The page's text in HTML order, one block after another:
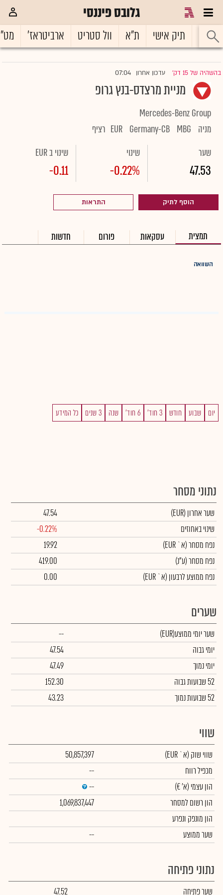
גלובס פיננסי
ראשי תיק אישי ת"א וול סטריט ארביטראז'
בהשהיה של 15 דק' |עדכון אחרון 07:04
מניית מרצדס-בנץ גרופ
Mercedes-Benz Group
מניה
MBG
Germany-CB
EUR רציף
שער
47.53
שינוי
-0.22%
שינוי ב EUR
-0.11
הוסף לתיק התראות
תמצית עסקאות פורום חדשות
השוואה
יום שבוע חודש 3 חוד' 6 חוד' שנה 3 שנים כל המידע
נתוני מסחר
שער אחרון (EUR)
47.54
שינוי באחוזים
-0.22%
נפח מסחר(א` EUR)
19.92
נפח מסחר(ע"נ)
419.00
נפח ממוצע לרבעון (א` EUR)
0.00
שערים
שער יומי ממוצע(EUR)
--
יומי גבוה
47.54
יומי נמוך
47.49
52 שבועות גבוה
152.30
52 שבועות נמוך
43.23
שווי
שווי שוק (א` EUR)
50,857,397
מכפיל רווח
--
הון עצמי (א' €)
--
הון רשום למסחר
1,069,837,447
הון מונפק ונפרע
שער ממוצע
--
נתוני פתיחה
שער פתיחה 47.52